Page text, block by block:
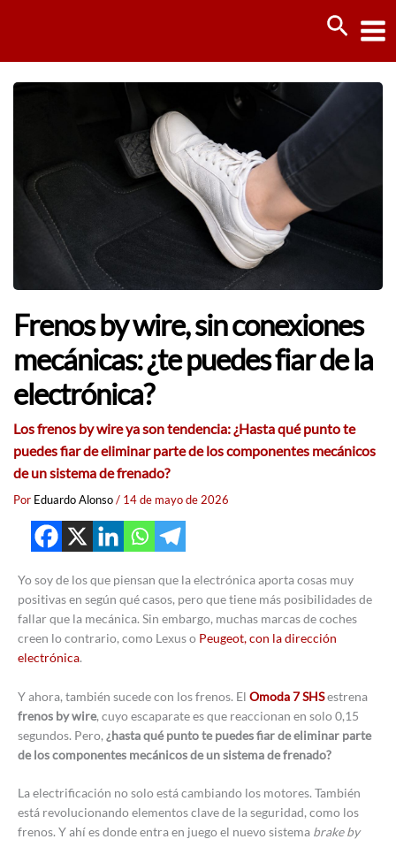
Frenos by wire, sin conexiones
mecánicas: ¿te puedes fiar de la
electrónica?
Los frenos by wire ya son tendencia: ¿Hasta qué punto te
puedes fiar de eliminar parte de los componentes mecánicos
de un sistema de frenado?
Por Eduardo Alonso/ 14 de mayo de 2026
Yo soy de los que piensan que la electrónica aporta cosas muy
positivas en según qué casos, pero que tiene más posibilidades de
fallar que la mecánica. Sin embargo, muchas marcas de coches
creen lo contrario, como Lexus o Peugeot, con la dirección
electrónica.
Y ahora, también sucede con los frenos. El Omoda 7 SHSestrena
frenos by wire, cuyo escaparate es que reaccionan en solo 0,15
segundos. Pero, ¿hasta qué punto te puedes fiar de eliminar parte
de los componentes mecánicos de un sistema de frenado?
La electrificación no solo está cambiando los motores. También
está revolucionando elementos clave de la seguridad, como los
frenos. Y ahí es donde entra en juego el nuevo sistema brake by